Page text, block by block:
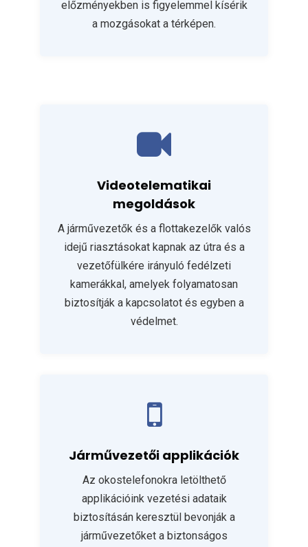
előzményekben is figyelemmel kísérik
a mozgásokat a térképen.
Videotelematikai
megoldások
A járművezetők és a flottakezelők valós
idejű riasztásokat kapnak az útra és a
vezetőfülkére irányuló fedélzeti
kamerákkal, amelyek folyamatosan
biztosítják a kapcsolatot és egyben a
védelmet.
Járművezetői applikációk
Az okostelefonokra letölthető
applikációink vezetési adataik
biztosításán keresztül bevonják a
járművezetőket a biztonságos